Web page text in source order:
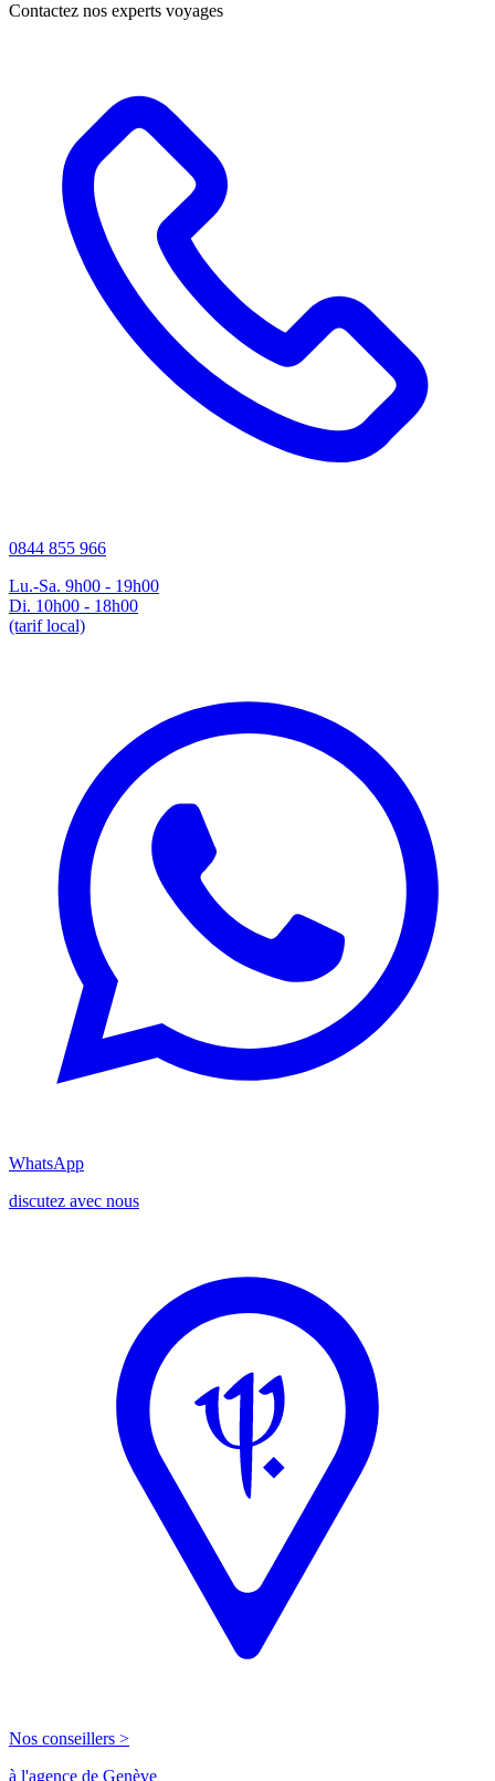
Contactez nos experts voyages
0844 855 966
Lu.-Sa. 9h00 - 19h00
Di. 10h00 - 18h00
(tarif local)
WhatsApp
discutez avec nous
Nos conseillers >
à l'agence de Genève